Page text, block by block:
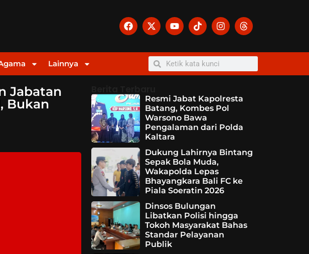
Lainnya
Jabatan
Bukan
Resmi Jabat Kapolresta
Batang, Kombes Pol
Warsono Bawa
Pengalaman dari Polda
Kaltara
Dukung Lahirnya Bintang
Sepak Bola Muda,
Wakapolda Lepas
Bhayangkara Bali FC ke
Piala Soeratin 2026
Dinsos Bulungan
Libatkan Polisi hingga
Tokoh Masyarakat Bahas
Standar Pelayanan
Publik